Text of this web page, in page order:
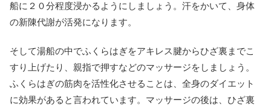
船に２０分程度浸かるようにしましょう。汗をかいて、身体
の新陳代謝が活発になります。
そして湯船の中でふくらはぎをアキレス腱からひざ裏までこ
すり上げたり、親指で押すなどのマッサージをしましょう。
ふくらはぎの筋肉を活性化させることは、全身のダイエット
に効果があると言われています。マッサージの後は、ひざ裏